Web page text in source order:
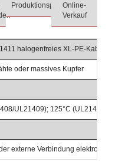
ProduktionsprozessOnline-
Verkauf
halogenfreies XL-PE-Kabel
oder massives Kupfer
UL21409); 125°C (UL21411)
externe Verbindung